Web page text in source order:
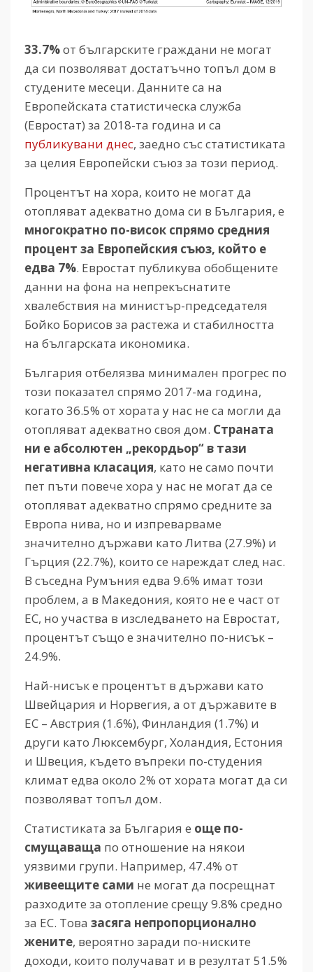
33.7%от българските граждани не могат
да си позволяват достатъчно топъл дом в
студените месеци. Данните са на
Европейската статистическа служба
(Евростат) за 2018-та година и са
публикувани днес, заедно със статистиката
за целия Европейски съюз за този период.
Процентът на хора, които не могат да
отопляват адекватно дома си в България, е
многократно по-висок спрямо средния
процент за Европейския съюз, който е
едва 7%. Евростат публикува обобщените
данни на фона на непрекъснатите
хвалебствия на министър-председателя
Бойко Борисов за растежа и стабилността
на българската икономика.
България отбелязва минимален прогрес по
този показател спрямо 2017-ма година,
когато 36.5% от хората у нас не са могли да
отопляват адекватно своя дом. Страната
ни е абсолютен „рекордьор“ в тази
негативна класация, като не само почти
пет пъти повече хора у нас не могат да се
отопляват адекватно спрямо средните за
Европа нива, но и изпреварваме
значително държави като Литва (27.9%) и
Гърция (22.7%), които се нареждат след нас.
В съседна Румъния едва 9.6% имат този
проблем, а в Македония, която не е част от
ЕС, но участва в изследването на Евростат,
процентът също е значително по-нисък –
24.9%.
Най-нисък е процентът в държави като
Швейцария и Норвегия, а от държавите в
ЕС – Австрия (1.6%), Финландия (1.7%) и
други като Люксембург, Холандия, Естония
и Швеция, където въпреки по-студения
климат едва около 2% от хората могат да си
позволяват топъл дом.
Статистиката за България е още по-
смущаваща по отношение на някои
уязвими групи. Например, 47.4% от
живеещите сами не могат да посрещнат
разходите за отопление срещу 9.8% средно
за ЕС. Това засяга непропорционално
жените, вероятно заради по-ниските
доходи, които получават и в резултат 51.5%